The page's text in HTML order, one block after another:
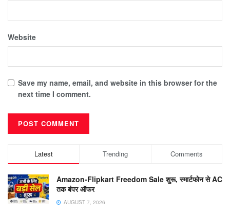
Website
Save my name, email, and website in this browser for the
next time I comment.
Latest Trending Comments
Amazon-Flipkart Freedom Sale शुरू, स्मार्टफोन से AC
तक बंपर ऑफर
AUGUST 7, 2026